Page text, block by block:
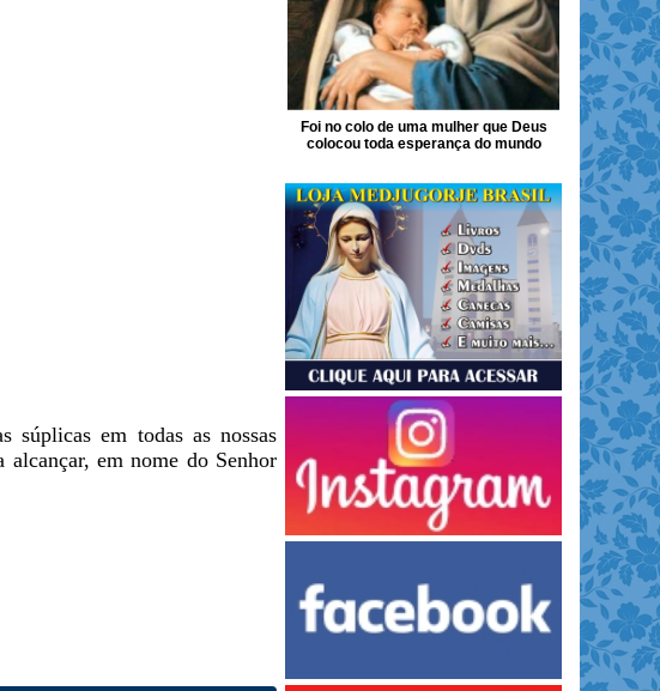
súplicas em todas as nossas
em nome do Senhor
Foi no colo de uma mulher que Deus
colocou toda esperança do mundo